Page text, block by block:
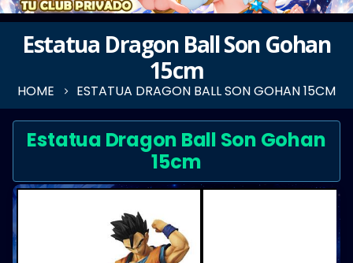
Estatua Dragon Ball Son Gohan
15cm
HOME ESTATUA DRAGON BALL SON GOHAN 15CM
Estatua Dragon Ball Son Gohan
15cm